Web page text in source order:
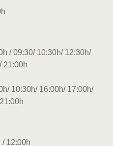
/ 09:30/ 10:30h/ 12:30h/
21:00h
10:30h/ 16:00h/ 17:00h/
/ 12:00h